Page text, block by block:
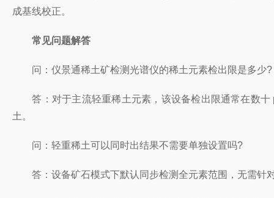
成基线校正。
常见问题解答
问：仪景通稀土矿检测光谱仪的稀土元素检出限是多少?
答：对于主流轻重稀土元素，该设备检出限通常在数十
土。
问：轻重稀土可以同时出结果不需要单独设置吗?
答：设备矿石模式下默认同步检测全元素范围，无需针